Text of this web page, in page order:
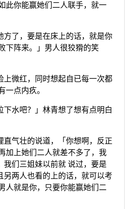
此你能赢她们二人联手，就一
方了，要是在床上的话，就是你
下阵来。」男人很狡猾的笑
上微红，同时想起自已每一次都
一点内疚。
下水吧？」林青想了想有点明白
直气壮的说道，「你想啊，反正
加上她们二人就差不多了，我
我们三姐妹以前就 说过，要是
另两人也看的上的话，就可以考
人就是你，只要你能赢她们二